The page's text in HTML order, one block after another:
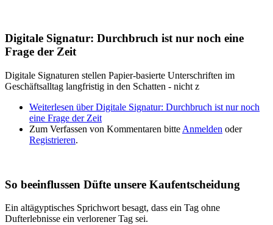
Digitale Signatur: Durchbruch ist nur noch eine
Frage der Zeit
Digitale Signaturen stellen Papier-basierte Unterschriften im
Geschäftsalltag langfristig in den Schatten - nicht z
Weiterlesen über Digitale Signatur: Durchbruch ist nur noch
eine Frage der Zeit
Zum Verfassen von Kommentaren bitte Anmelden oder
Registrieren.
So beeinflussen Düfte unsere Kaufentscheidung
Ein altägyptisches Sprichwort besagt, dass ein Tag ohne
Dufterlebnisse ein verlorener Tag sei.